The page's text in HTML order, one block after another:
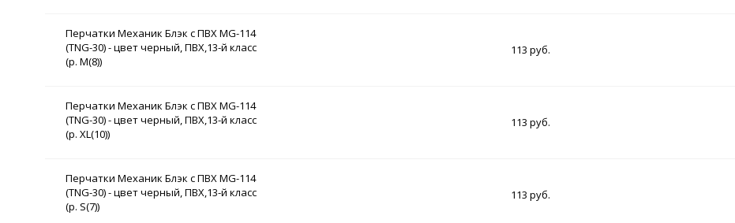
Перчатки Механик Блэк с ПВХ MG-114
(TNG-30) - цвет черный, ПВХ,13-й класс
(р. M(8))
113 руб.
Перчатки Механик Блэк с ПВХ MG-114
(TNG-30) - цвет черный, ПВХ,13-й класс
(р. XL(10))
113 руб.
Перчатки Механик Блэк с ПВХ MG-114
(TNG-30) - цвет черный, ПВХ,13-й класс
(р. S(7))
113 руб.